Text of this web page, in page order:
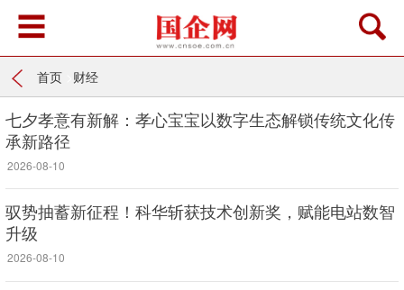
首页> 财经
七夕孝意有新解：孝心宝宝以数字生态解锁传统文化传
承新路径
2026-08-10
驭势抽蓄新征程！科华斩获技术创新奖，赋能电站数智
升级
2026-08-10